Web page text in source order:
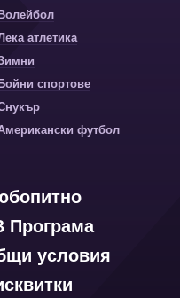
атлетика
спортове
футбол
Програма
условия